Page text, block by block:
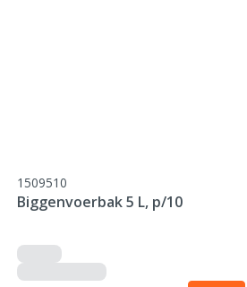
1509510
Biggenvoerbak 5 L, p/10